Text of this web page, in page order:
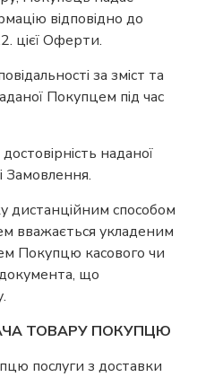
відповідно до
цієї Оферти.
за зміст та
Покупцем під час
наданої
Замовлення.
дистанційним способом
вважається укладеним
Покупцю касового чи
що
ТОВАРУ ПОКУПЦЮ
послуги з доставки